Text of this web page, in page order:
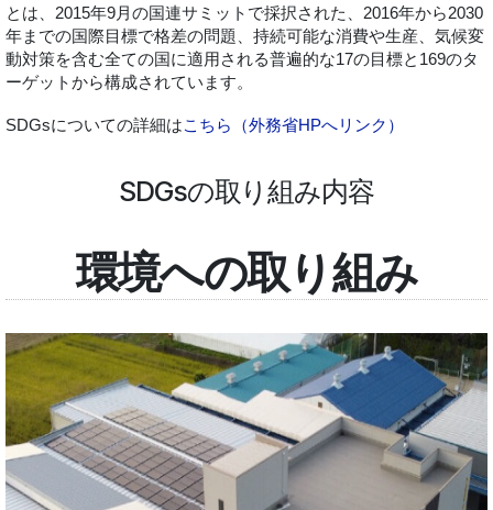
とは、2015年9月の国連サミットで採択された、2016年から2030
年までの国際目標で格差の問題、持続可能な消費や生産、気候変
動対策を含む全ての国に適用される普遍的な17の目標と169のタ
ーゲットから構成されています。
SDGsについての詳細はこちら（外務省HPへリンク）
SDGsの取り組み内容
環境への取り組み